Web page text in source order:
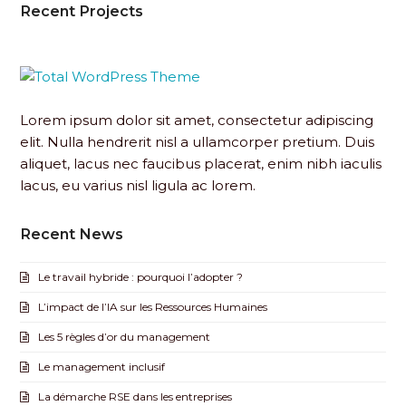
Recent Projects
Lorem ipsum dolor sit amet, consectetur adipiscing
elit. Nulla hendrerit nisl a ullamcorper pretium. Duis
aliquet, lacus nec faucibus placerat, enim nibh iaculis
lacus, eu varius nisl ligula ac lorem.
Recent News
Le travail hybride : pourquoi l’adopter ?
L’impact de l’IA sur les Ressources Humaines
Les 5 règles d’or du management
Le management inclusif
La démarche RSE dans les entreprises